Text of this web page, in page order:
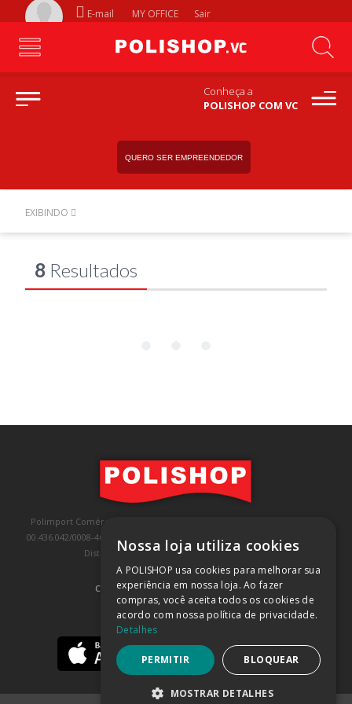
E-mail MY OFFICE Sair
Conheça a
POLISHOP COM VC
QUERO SER EMPREENDEDOR
EXIBINDO
8 Resultados
Polimport Comércio e Exportação LTDA, inscrita no CNPJ/MF sob o nº
00.436.042/0008-46, IE 407.458.707.103, com sede na Rua Kanebo, nº 175,
Distrito Industrial, Jundiaí/SP, CEP: 13213-090
COMPRA 100% SEGURA (SAIBA MAIS)
BAIXE NOSSO APP
Nossa loja utiliza cookies
A POLISHOP usa cookies para melhorar sua
experiência em nossa loja. Ao fazer
compras, você aceita todos os cookies de
acordo com nossa política de privacidade.
Detalhes
PERMITIR BLOQUEAR
MOSTRAR DETALHES